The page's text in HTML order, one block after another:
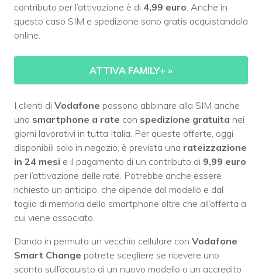
contributo per l’attivazione è di 4,99 euro . Anche in
questo caso SIM e spedizione sono gratis acquistandola
online.
ATTIVA FAMILY+ »
I clienti di Vodafone possono abbinare alla SIM anche
uno smartphone a rate con spedizione gratuita nei
giorni lavorativi in tutta Italia. Per queste offerte, oggi
disponibili solo in negozio, è prevista una rateizzazione
in 24 mesi e il pagamento di un contributo di 9,99 euro
per l’attivazione delle rate. Potrebbe anche essere
richiesto un anticipo, che dipende dal modello e dal
taglio di memoria dello smartphone oltre che all’offerta a
cui viene associato.
Dando in permuta un vecchio cellulare con Vodafone
Smart Change potrete scegliere se ricevere uno
sconto sull’acquisto di un nuovo modello o un accredito